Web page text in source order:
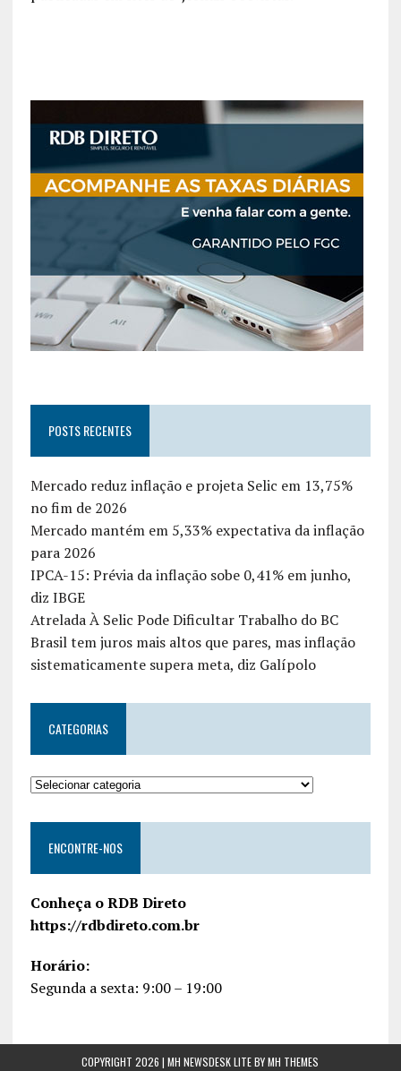
POSTS RECENTES
Mercado reduz inflação e projeta Selic em 13,75%
no fim de 2026
Mercado mantém em 5,33% expectativa da inflação
para 2026
IPCA-15: Prévia da inflação sobe 0,41% em junho,
diz IBGE
Atrelada À Selic Pode Dificultar Trabalho do BC
Brasil tem juros mais altos que pares, mas inflação
sistematicamente supera meta, diz Galípolo
CATEGORIAS
ENCONTRE-NOS
Conheça o RDB Direto
https://rdbdireto.com.br
Horário:
Segunda a sexta: 9:00 – 19:00
COPYRIGHT 2026 | MH NEWSDESK LITE BYMH THEMES